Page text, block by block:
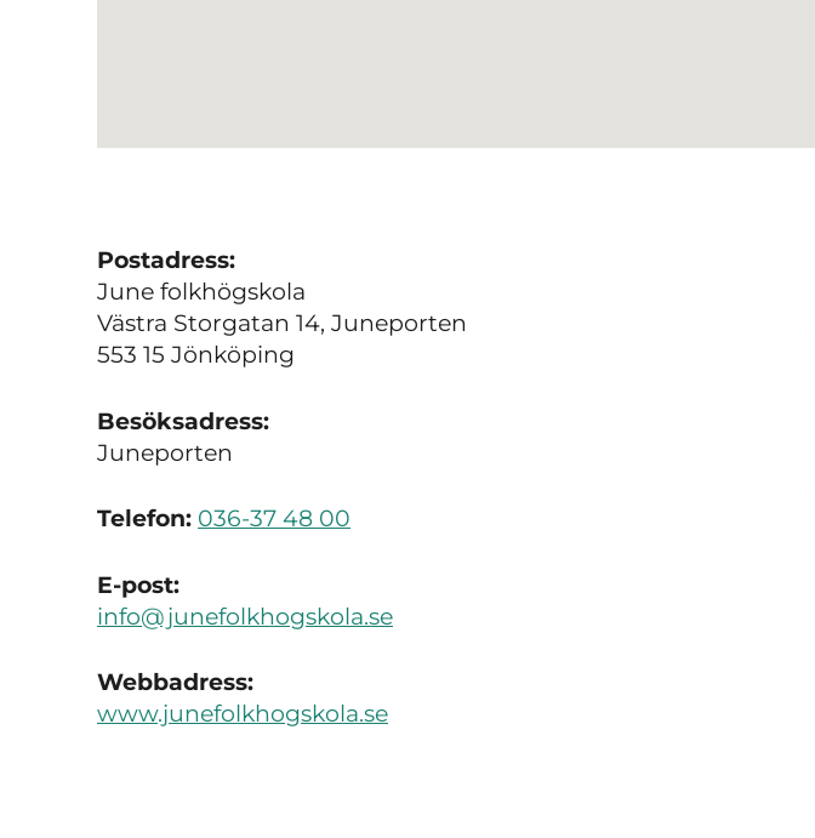
Postadress:
June folkhögskola
Västra Storgatan 14, Juneporten
553 15 Jönköping
Besöksadress:
Juneporten
Telefon: 036-37 48 00
E-post:
info@junefolkhogskola.se
Webbadress:
www.junefolkhogskola.se